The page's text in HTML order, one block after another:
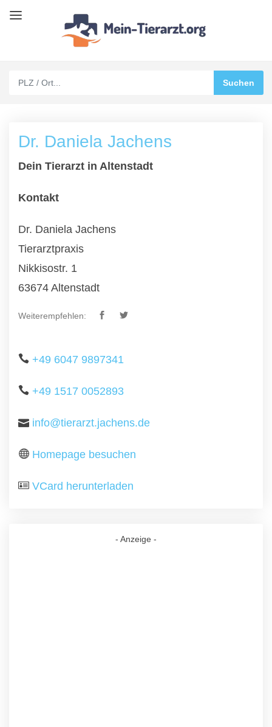
Dr. Daniela Jachens
Dein Tierarzt in Altenstadt
Kontakt
Dr. Daniela Jachens
Tierarztpraxis
Nikkisostr. 1
63674 Altenstadt
Weiterempfehlen:
+49 6047 9897341
+49 1517 0052893
info@tierarzt.jachens.de
Homepage besuchen
VCard herunterladen
- Anzeige -